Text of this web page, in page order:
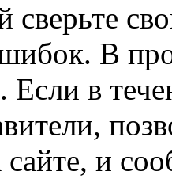
сверьте
В
Если в
сайте, и